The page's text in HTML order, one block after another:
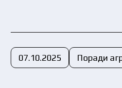
07.10.2025 Поради